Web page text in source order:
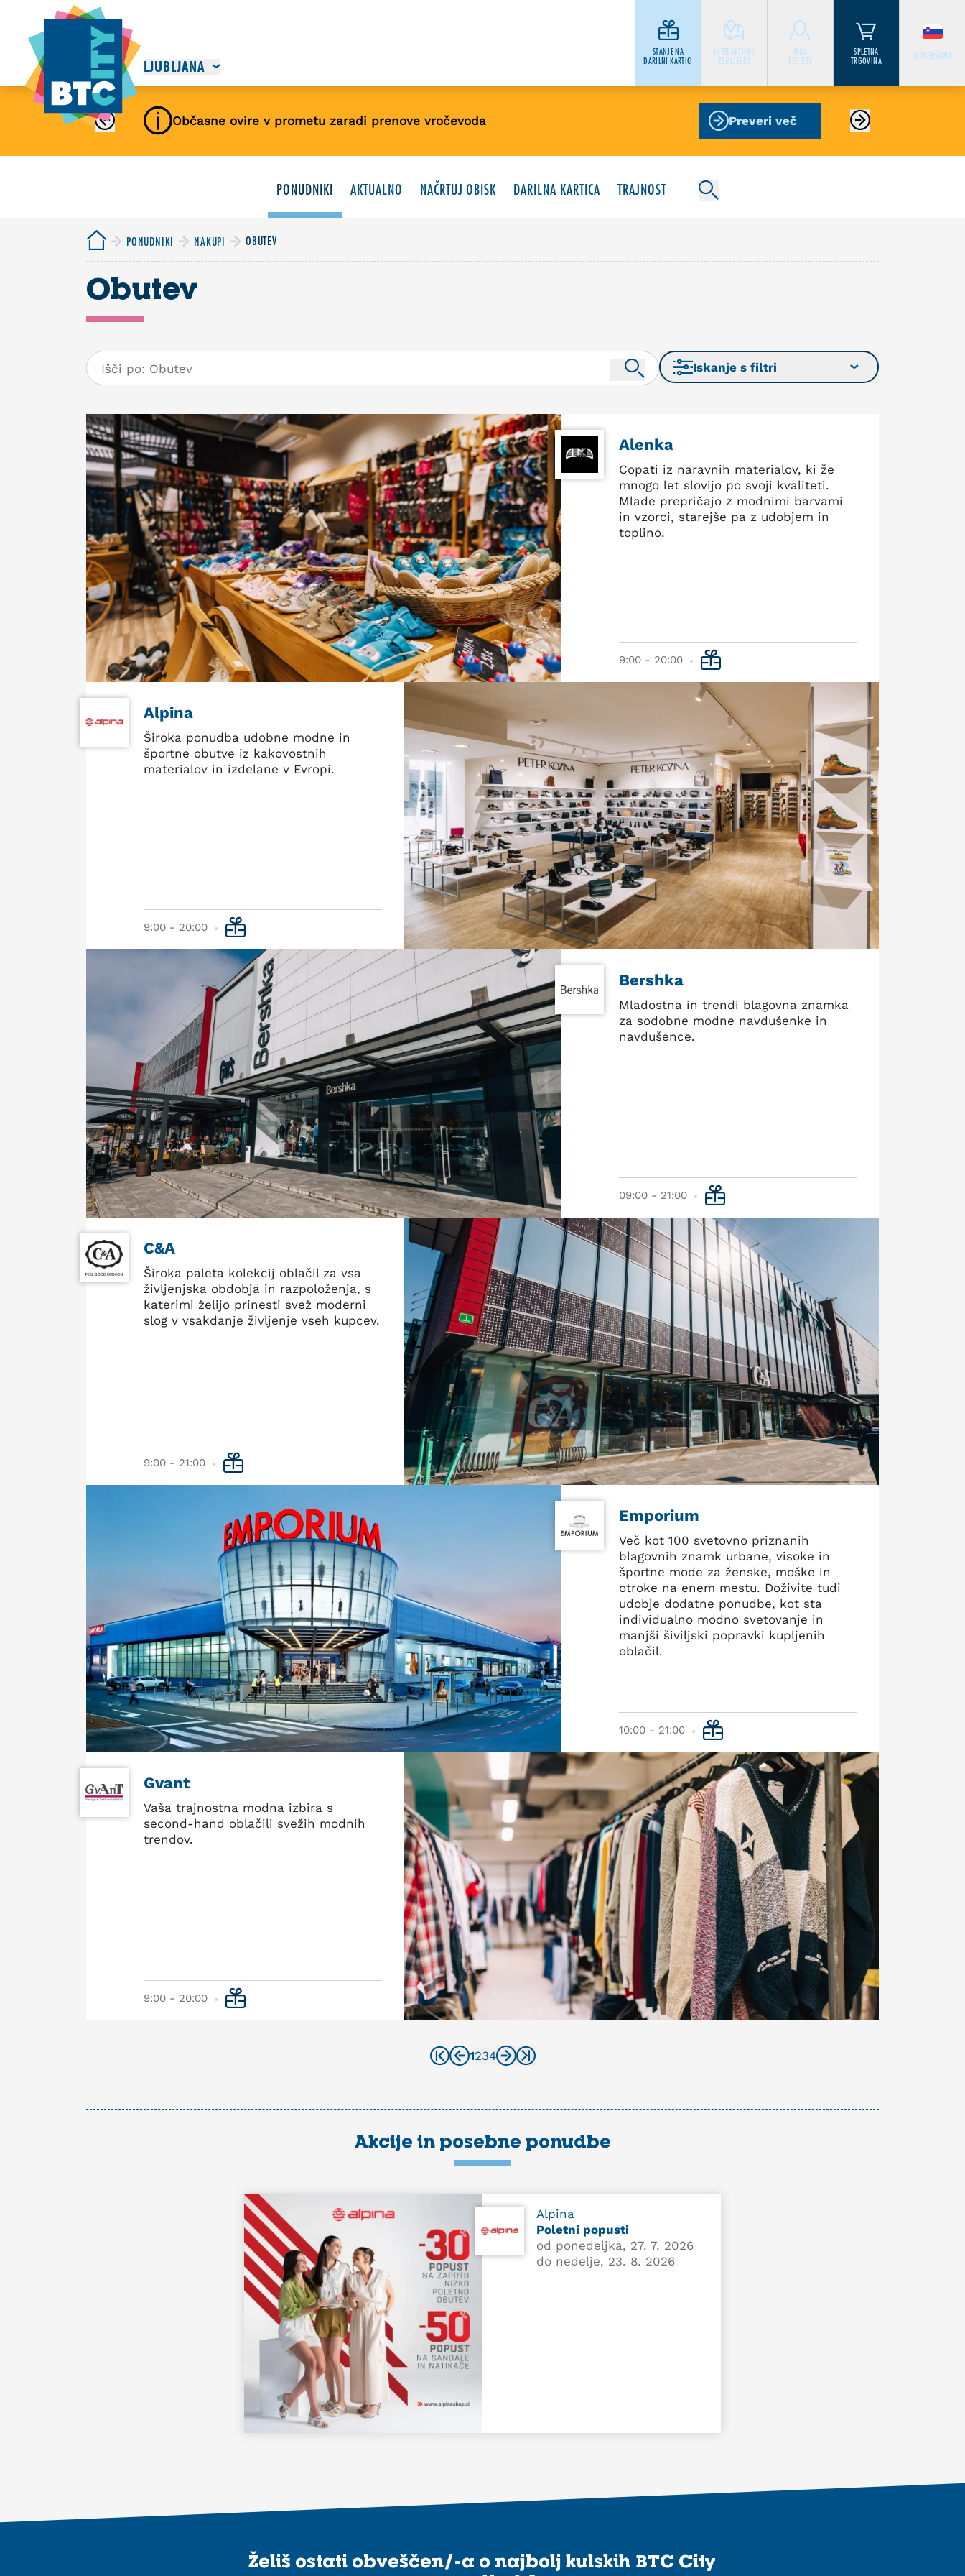
STANJE NA
DARILNI KARTICI
INTERAKTIVNI
ZEMLJEVID
MOJ
BTC CITY
SPLETNA
TRGOVINA
SLOVENŠČINA
LJUBLJANA
Občasne ovire v prometu zaradi prenove vročevoda Preveri več
PONUDNIKI AKTUALNO NAČRTUJ OBISK DARILNA KARTICA TRAJNOST
PONUDNIKI NAKUPI OBUTEV
Obutev
Iskanje s filtri
Alenka
Copati iz naravnih materialov, ki že
mnogo let slovijo po svoji kvaliteti.
Mlade prepričajo z modnimi barvami
in vzorci, starejše pa z udobjem in
toplino.
9:00 - 20:00
Alpina
Široka ponudba udobne modne in
športne obutve iz kakovostnih
materialov in izdelane v Evropi.
9:00 - 20:00
Bershka
Mladostna in trendi blagovna znamka
za sodobne modne navdušenke in
navdušence.
09:00 - 21:00
C&A
Široka paleta kolekcij oblačil za vsa
življenjska obdobja in razpoloženja, s
katerimi želijo prinesti svež moderni
slog v vsakdanje življenje vseh kupcev.
9:00 - 21:00
Emporium
Več kot 100 svetovno priznanih
blagovnih znamk urbane, visoke in
športne mode za ženske, moške in
otroke na enem mestu. Doživite tudi
udobje dodatne ponudbe, kot sta
individualno modno svetovanje in
manjši šiviljski popravki kupljenih
oblačil.
10:00 - 21:00
Gvant
Vaša trajnostna modna izbira s
second-hand oblačili svežih modnih
trendov.
9:00 - 20:00
1234
Akcije in posebne ponudbe
Alpina
Poletni popusti
od ponedeljka, 27. 7. 2026
do nedelje, 23. 8. 2026
Želiš ostati obveščen/-a o najbolj kulskih BTC City